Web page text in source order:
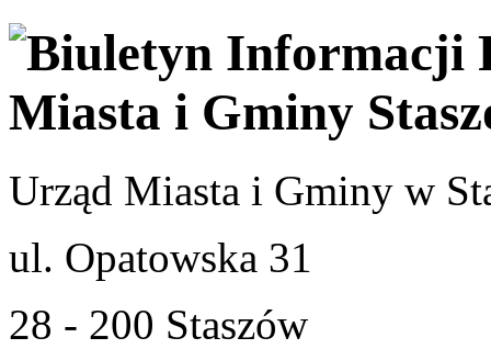
Urząd Miasta i Gminy w
ul. Opatowska 31
28 - 200 Staszów